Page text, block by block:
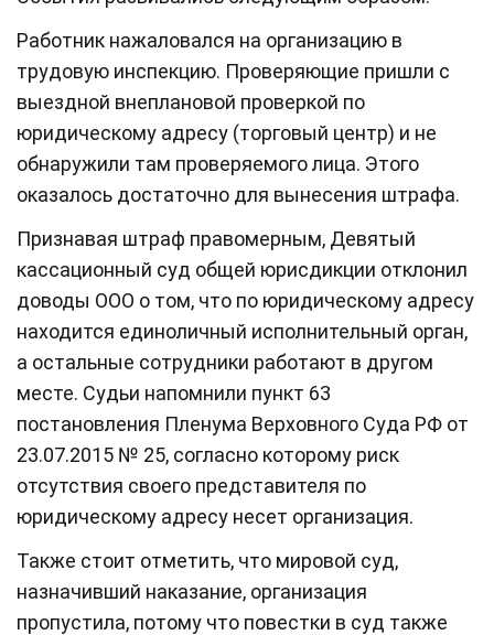
Работник нажаловался на организацию в
трудовую инспекцию. Проверяющие пришли с
выездной внеплановой проверкой по
юридическому адресу (торговый центр) и не
обнаружили там проверяемого лица. Этого
оказалось достаточно для вынесения штрафа.
Признавая штраф правомерным, Девятый
кассационный суд общей юрисдикции отклонил
доводы ООО о том, что по юридическому адресу
находится единоличный исполнительный орган,
а остальные сотрудники работают в другом
месте. Судьи напомнили пункт 63
постановления Пленума Верховного Суда РФ от
23.07.2015 № 25, согласно которому риск
отсутствия своего представителя по
юридическому адресу несет организация.
Также стоит отметить, что мировой суд,
назначивший наказание, организация
пропустила, потому что повестки в суд также